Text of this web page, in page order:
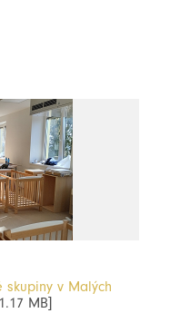
skupiny v Malých
MB]